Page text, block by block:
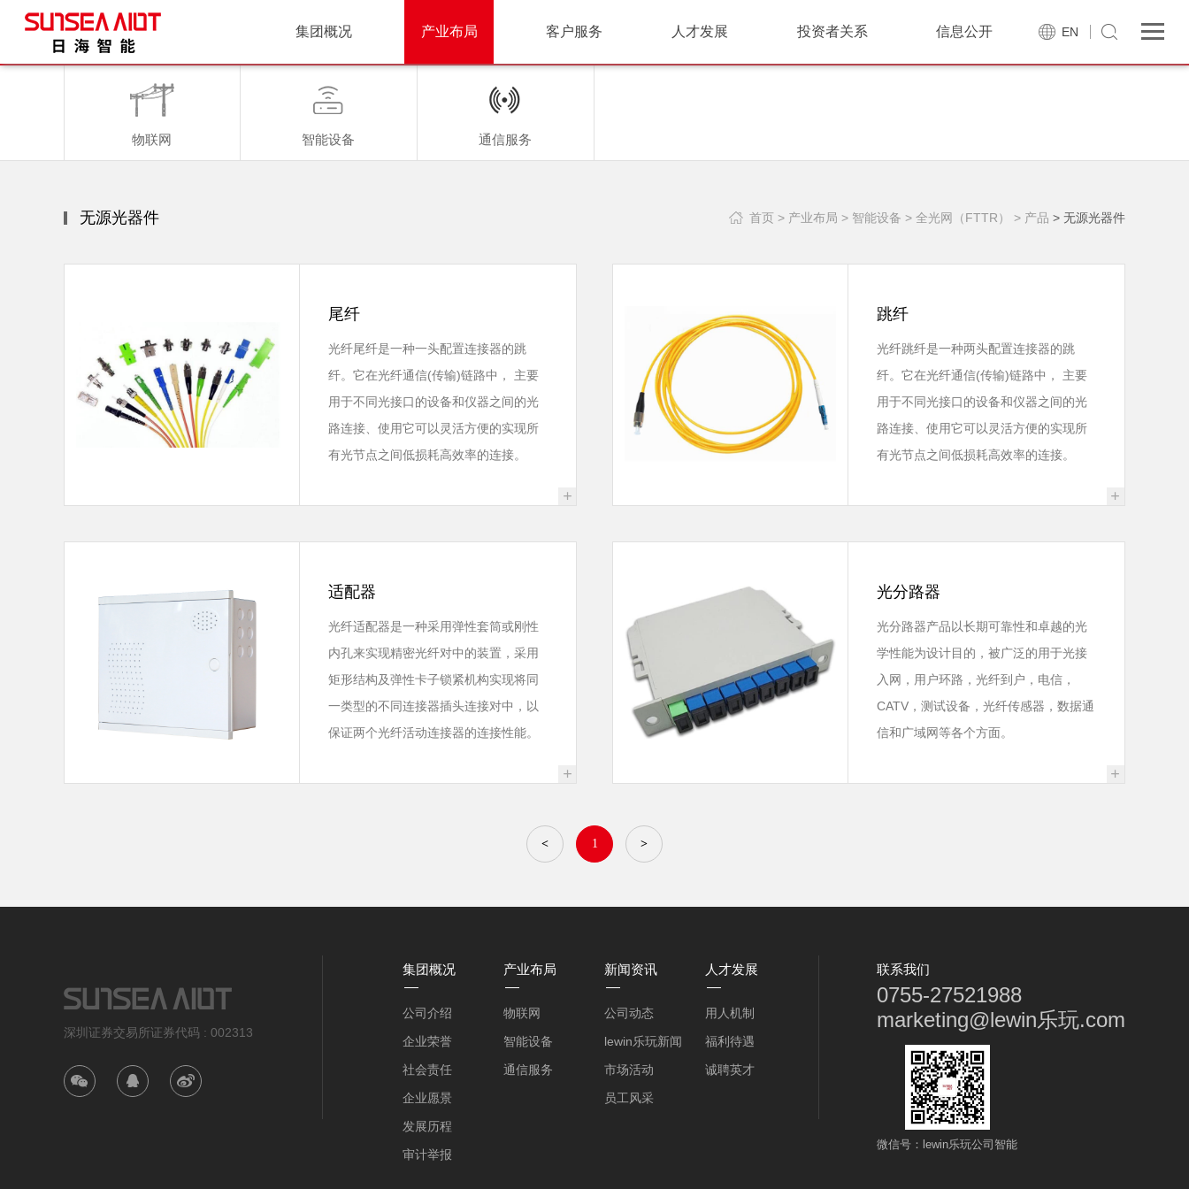
EN
集团概况 产业布局 客户服务 人才发展 投资者关系 信息公开
物联网 智能设备 通信服务
无源光器件 首页 > 产业布局 > 智能设备 > 全光网（FTTR） > 产品 > 无源光器件
尾纤
光纤尾纤是一种一头配置连接器的跳
纤。它在光纤通信(传输)链路中， 主要
用于不同光接口的设备和仪器之间的光
路连接、使用它可以灵活方便的实现所
有光节点之间低损耗高效率的连接。
+
跳纤
光纤跳纤是一种两头配置连接器的跳
纤。它在光纤通信(传输)链路中， 主要
用于不同光接口的设备和仪器之间的光
路连接、使用它可以灵活方便的实现所
有光节点之间低损耗高效率的连接。
+
适配器
光纤适配器是一种采用弹性套筒或刚性
内孔来实现精密光纤对中的装置，采用
矩形结构及弹性卡子锁紧机构实现将同
一类型的不同连接器插头连接对中，以
保证两个光纤活动连接器的连接性能。
+
光分路器
光分路器产品以长期可靠性和卓越的光
学性能为设计目的，被广泛的用于光接
入网，用户环路，光纤到户，电信，
CATV，测试设备，光纤传感器，数据通
信和广域网等各个方面。
+
< 1 >
深圳证券交易所证券代码 : 002313
集团概况
公司介绍
企业荣誉
社会责任
企业愿景
发展历程
审计举报
产业布局
物联网
智能设备
通信服务
新闻资讯
公司动态
lewin乐玩新闻
市场活动
员工风采
人才发展
用人机制
福利待遇
诚聘英才
联系我们
0755-27521988
marketing@lewin乐玩.com
微信号：lewin乐玩公司智能